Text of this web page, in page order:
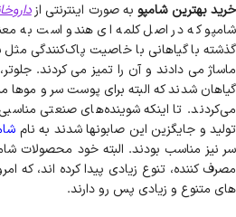
خرید بهترین شامپو به صورت اینترنتی از
شامپو که در اصل کلمه ای هندو است به
گذشته با گیاهانی با خاصیت پاک‌کنندگی
ماساژ می دادند و آن را تمیز می کردند. جلوتر،
گیاهان شدند که البته برای پوست سر و موها
می‌کردند. تا اینکه شوینده‌های صنعتی
تولید و جایگزین این صابونها شدند به نام
سر نیز مناسب بودند. البته خود محصولات
مصرف کننده، تنوع زیادی پیدا کرده اند، که
های متنوع و زیادی پس رو دارند.